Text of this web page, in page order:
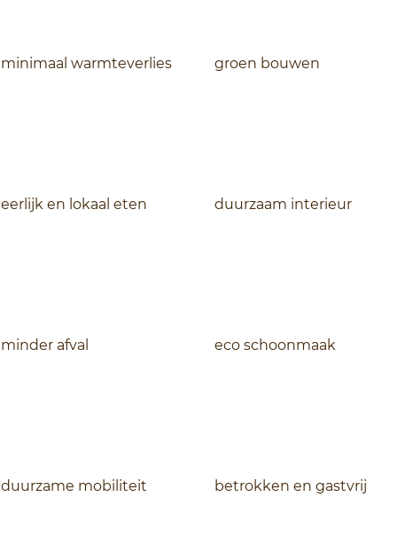
minimaal warmteverlies groen bouwen
eerlijk en lokaal eten duurzaam interieur
minder afval eco schoonmaak
duurzame mobiliteit betrokken en gastvrij